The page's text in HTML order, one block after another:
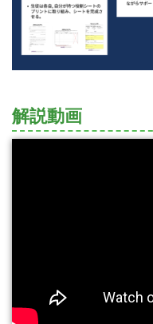
解説動画